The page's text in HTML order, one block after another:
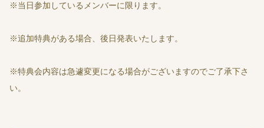
※当日参加しているメンバーに限ります。
※追加特典がある場合、後日発表いたします。
※特典会内容は急遽変更になる場合がございますのでご了承下さ
い。